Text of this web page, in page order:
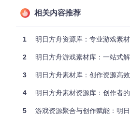
a），形成完整的素材生态系统。核心
解包，未经过二次压缩。以干员立
0×2034像素（如
尺寸高精度印刷需求。
无损格式标准化：统一采用PNG-
均压缩比控制在0.85（质量/体积比
命名规则体系：建立"角色ID-皮肤
相关内容推荐
1 明日方舟资源库：专业游戏素材提
2 明日方舟游戏素材库：一站式解
3 明日方舟素材库：创作资源高
4 明日方舟素材资源库：创作者
5 游戏资源聚合与创作赋能：明日方